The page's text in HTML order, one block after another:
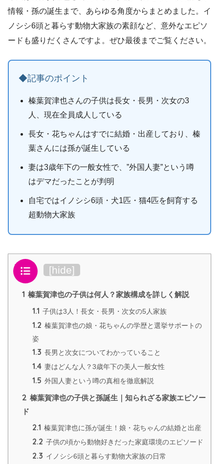
情報・孫の誕生まで、あらゆる角度からまとめました。イ
ノシシ6頭と暮らす動物大家族の素顔など、意外なエピソ
ードも盛りだくさんですよ。ぜひ最後までご覧ください。
◆記事のポイント
榛葉賀津也さんの子供は長女・長男・次女の3
人、現在全員成人している
長女・花ちゃんはすでに結婚・出産しており、榛
葉さんには孫が誕生している
妻は3歳年下の一般女性で、”外国人妻”という噂
はデマだったことが判明
自宅ではイノシシ6頭・犬1匹・猫4匹を飼育する
超動物大家族
目次 [hide]
1 榛葉賀津也の子供は何人？家族構成を詳しく解説
1.1 子供は3人！長女・長男・次女の5人家族
1.2 榛葉賀津也の娘・花ちゃんの学歴と選挙サポートの
姿
1.3 長男と次女についてわかっていること
1.4 妻はどんな人？3歳年下の美人一般女性
1.5 外国人妻という噂の真相を徹底解説
2 榛葉賀津也の子供と孫誕生｜知られざる家族エピソー
ド
2.1 榛葉賀津也に孫が誕生！娘・花ちゃんの結婚と出産
2.2 子供の頃から動物好きだった家庭環境のエピソード
2.3 イノシシ6頭と暮らす動物大家族の日常